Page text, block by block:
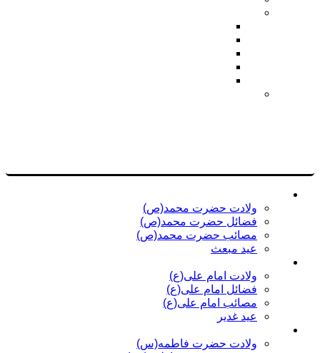
ولادت حضرت محمد(ص)
فضائل حضرت محمد(ص)
مصائب حضرت محمد(ص)
عید مبعث
ولادت امام علی(ع)
فضائل امام علی(ع)
مصائب امام علی(ع)
عید غدیر
ولادت حضرت فاطمه(س)